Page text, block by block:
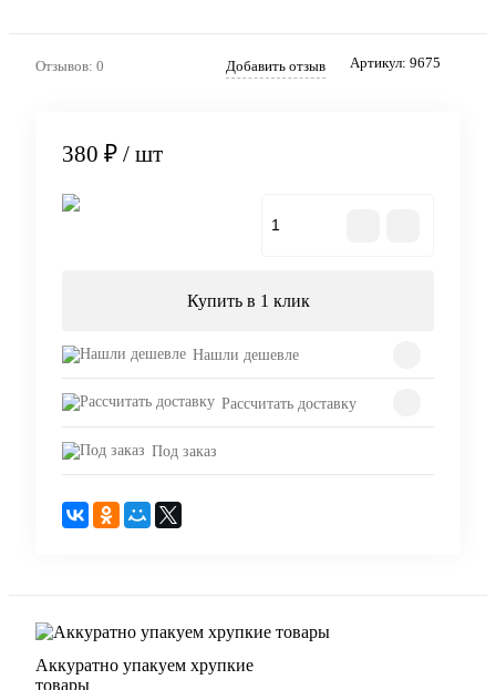
Отзывов: 0 Добавить отзыв Артикул: 9675
380 ₽ / шт
Купить в 1 клик
Нашли дешевле
Рассчитать доставку
Под заказ
Аккуратно упакуем хрупкие
товары